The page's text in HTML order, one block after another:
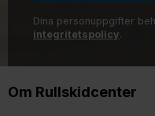
Dina personuppgifter
integritetspolicy.
Om Rullskidcenter